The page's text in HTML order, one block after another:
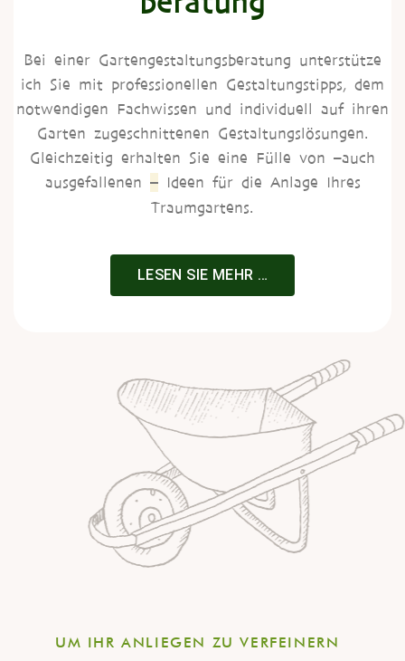
Bei einer Gar­ten­ge­stal­tungs­be­ra­tung unter­stüt­ze
ich Sie mit pro­fes­sio­nel­len Gestal­tungs­tipps, dem
not­wen­di­gen Fach­wis­sen und indi­vi­du­ell auf ihren
Gar­ten zuge­schnit­te­nen Gestal­tungs­lö­sun­gen.
Gleich­zei­tig erhal­ten Sie eine Fül­le von –auch
aus­ge­fal­le­nen –Ideen für die Anla­ge Ihres
Traumgartens.
LESEN SIE MEHR …
UM IHR ANLIE­GEN ZU VERFEINERN